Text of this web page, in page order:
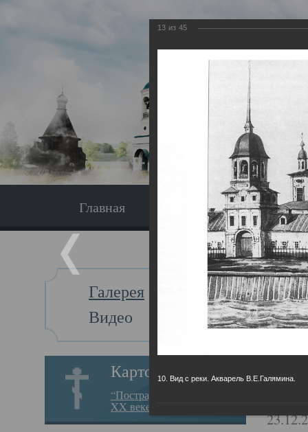
Главная Экскурсия
Галерея
Видео
Картотека
“Пострадавшие за веру в
XX веке на Севере”
Главная
13 из 45
10. Вид с реки. Акварель В.Е.Галямина.